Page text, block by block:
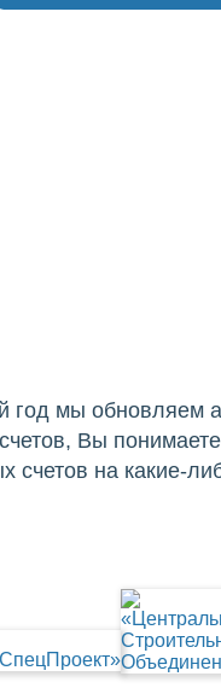
мы обновляем
Вы
счетов на какие-